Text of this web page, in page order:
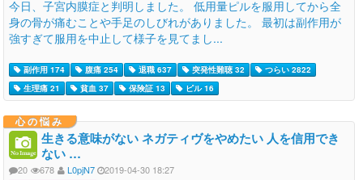
今日、子宮内膜症と判明しました。 低用量ピルを服用してから全
身の骨が痛むことや手足のしびれがありました。 最初は副作用が
強すぎて服用を中止して様子を見てまし...
副作用 174 腹痛 254 退職 637 突発性難聴 32
つらい 2822
生理痛 21
貧血 37 保険証 13 ピル 16
心の悩み
生きる意味がない ネガティヴをやめたい 人を信用でき
ない …
20 678 L0pjN7 2019-04-30 18:27